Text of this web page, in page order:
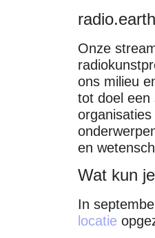
radio.earth
Onze
ons milieu
tot doel een
en
Wat kun
In
locatie